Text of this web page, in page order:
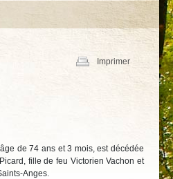
Imprimer
de 74 ans et 3 mois, est décédée
fille de feu Victorien Vachon et
Anges.